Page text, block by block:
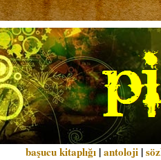
başucu kitaplığı |antoloji |